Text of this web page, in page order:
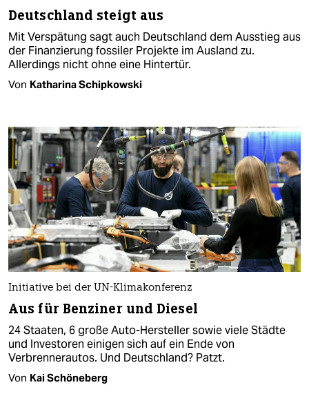
Deutschland steigt aus
Mit Verspätung sagt auch Deutschland dem Ausstieg aus
der Finanzierung fossiler Projekte im Ausland zu.
Allerdings nicht ohne eine Hintertür.
Von Katharina Schipkowski
Initiative bei der UN-Klimakonferenz
Aus für Benziner und Diesel
24 Staaten, 6 große Auto-Hersteller sowie viele Städte
und Investoren einigen sich auf ein Ende von
Verbrennerautos. Und Deutschland? Patzt.
Von Kai Schöneberg